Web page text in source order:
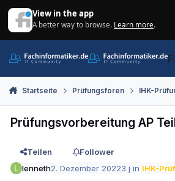
View in the app
A better way to browse. Learn more.
Startseite Prüfungsforen IHK-
Prüfungsvorbereitung AP
Teilen
Follower
lenneth2. Dezember 20223 j in IHK-